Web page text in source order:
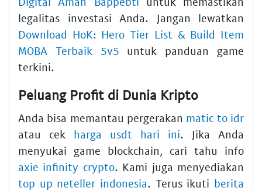
legalitas investasi Anda. Jangan lewatkan
Download HoK: Hero Tier List & Build Item
MOBA Terbaik 5v5 untuk panduan game
terkini.
Peluang Profit di Dunia Kripto
Anda bisa memantau pergerakan matic to idr
atau cek harga usdt hari ini. Jika Anda
menyukai game blockchain, cari tahu info
axie infinity crypto. Kami juga menyediakan
top up neteller indonesia. Terus ikuti berita